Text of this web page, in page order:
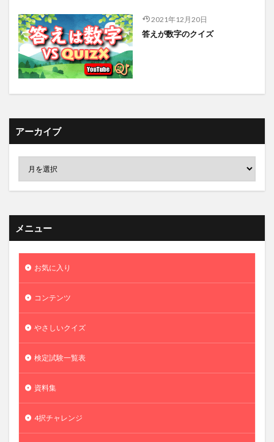
2021年12月20日
答えが数字のクイズ
アーカイブ
メニュー
お気に入り
コンテンツ
やさしいクイズ
検定試験一覧表
資料集
4択チャレンジ